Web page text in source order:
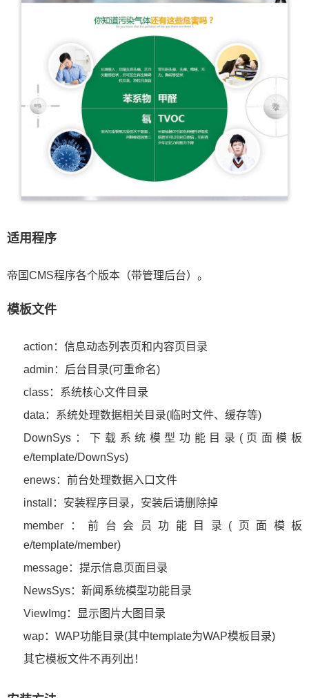
适用程序
帝国CMS程序各个版本（带管理后台）。
模板文件
action：信息动态列表页和内容页目录
admin：后台目录(可重命名)
class：系统核心文件目录
data：系统处理数据相关目录(临时文件、缓存等)
DownSys：下载系统模型功能目录(页面模板
e/template/DownSys)
enews：前台处理数据入口文件
install：安装程序目录，安装后请删除掉
member：前台会员功能目录(页面模板
e/template/member)
message：提示信息页面目录
NewsSys：新闻系统模型功能目录
ViewImg：显示图片大图目录
wap：WAP功能目录(其中template为WAP模板目录)
其它模板文件不再列出！